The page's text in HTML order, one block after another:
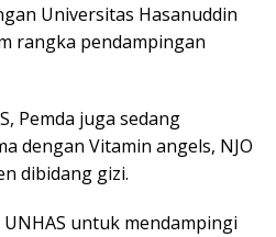
Universitas Hasanuddin
rangka pendampingan
Pemda juga sedang
dengan Vitamin angels, NJO
dibidang gizi.
untuk mendampingi